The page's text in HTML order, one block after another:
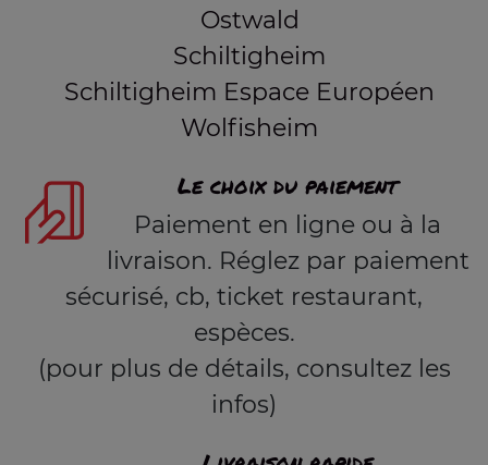
Ostwald
Schiltigheim
Schiltigheim Espace Européen
Wolfisheim
Le choix du paiement
Paiement en ligne ou à la
livraison. Réglez par paiement
sécurisé, cb, ticket restaurant,
espèces.
(pour plus de détails, consultez les
infos)